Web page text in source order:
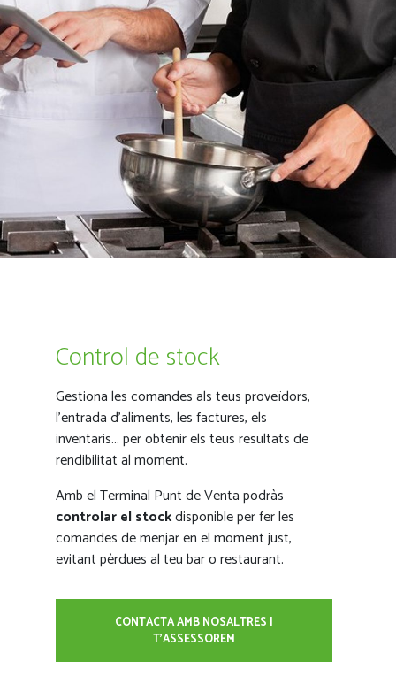
Control de stock
Gestiona les comandes als teus proveïdors,
l’entrada d’aliments, les factures, els
inventaris... per obtenir els teus resultats de
rendibilitat al moment.
Amb el Terminal Punt de Venta podràs
controlar el stockdisponible per fer les
comandes de menjar en el moment just,
evitant pèrdues al teu bar o restaurant.
CONTACTA AMB NOSALTRES I
T'ASSESSOREM